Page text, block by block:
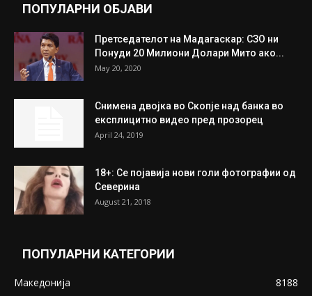
ПОПУЛАРНИ ОБЈАВИ
Претседателот на Мадагаскар: СЗО ни
Понуди 20 Милиони Долари Мито ако...
May 20, 2020
Снимена двојка во Скопје над банка во
експлицитно видео пред прозорец
April 24, 2019
18+: Се појавија нови голи фотографии од
Северина
August 21, 2018
ПОПУЛАРНИ КАТЕГОРИИ
Македонија
8188